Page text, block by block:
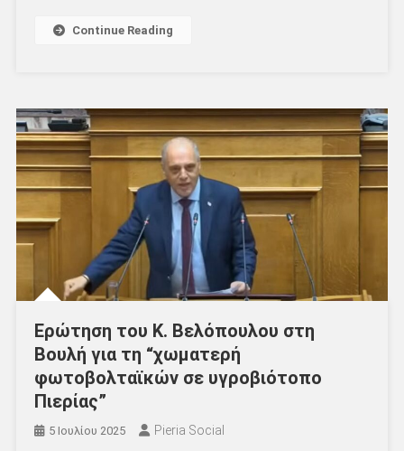
Continue Reading
Ερώτηση του Κ. Βελόπουλου στη
Βουλή για τη “χωματερή
φωτοβολταϊκών σε υγροβιότοπο
Πιερίας”
5 Ιουλίου 2025 Pieria Social